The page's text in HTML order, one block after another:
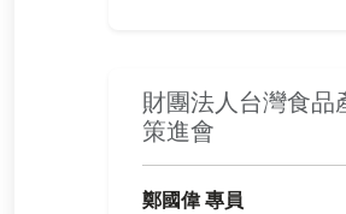
財團法人台灣食品
策進會
鄭國偉 專員